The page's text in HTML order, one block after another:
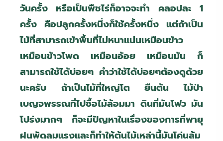
วันครั้ง หรือเป็นพืชไร่ก็อาจจะทำ คลอปละ 1
ครั้ง คือปลูกครั้งหนึ่งก็ใช้ครั้งหนึ่ง แต่ถ้าเป็น
ไม้ที่สามารถเข้าพื้นที่ไม่หนาแน่นเหมือนข้าว
เหมือนข้าวโพด เหมือนอ้อย เหมือนมัน ก็
สามารถใช้ได้บ่อยๆ คำว่าใช้ได้บ่อยๆต้องดูด้วย
นะครับ ถ้าเป็นไม้ที่ใหญ่โต ยืนต้น ไม้ป่า
เบญจพรรณที่ไปซื้อไม้ล้อมมา ดินที่มันโฟว มัน
โปร่งมากๆ ก็จะมีปัญหาในเรื่องของการที่พายุ
ฝนพัดลมแรงและก็ทำให้ต้นไม้เหล่านี้มันโค่นล้ม